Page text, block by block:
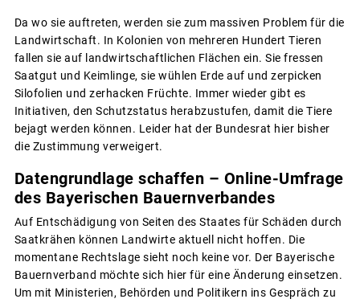
Da wo sie auftreten, werden sie zum massiven Problem für die
Landwirtschaft. In Kolonien von mehreren Hundert Tieren
fallen sie auf landwirtschaftlichen Flächen ein. Sie fressen
Saatgut und Keimlinge, sie wühlen Erde auf und zerpicken
Silofolien und zerhacken Früchte. Immer wieder gibt es
Initiativen, den Schutzstatus herabzustufen, damit die Tiere
bejagt werden können. Leider hat der Bundesrat hier bisher
die Zustimmung verweigert.
Datengrundlage schaffen – Online-Umfrage
des Bayerischen Bauernverbandes
Auf Entschädigung von Seiten des Staates für Schäden durch
Saatkrähen können Landwirte aktuell nicht hoffen. Die
momentane Rechtslage sieht noch keine vor. Der Bayerische
Bauernverband möchte sich hier für eine Änderung einsetzen.
Um mit Ministerien, Behörden und Politikern ins Gespräch zu